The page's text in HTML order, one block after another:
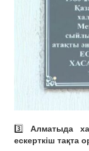
3️⃣ Алматыда
ескерткіш тақта